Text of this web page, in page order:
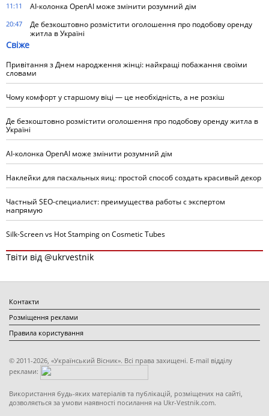
11:11 AI-колонка OpenAI може змінити розумний дім
20:47
Де безкоштовно розмістити оголошення про подобову оренду
житла в Україні
Свіже
Привітання з Днем народження жінці: найкращі побажання своїми
словами
Чому комфорт у старшому віці — це необхідність, а не розкіш
Де безкоштовно розмістити оголошення про подобову оренду житла в
Україні
AI-колонка OpenAI може змінити розумний дім
Наклейки для пасхальных яиц: простой способ создать красивый декор
Частный SEO-специалист: преимущества работы с экспертом
напрямую
Silk-Screen vs Hot Stamping on Cosmetic Tubes
Твіти від @ukrvestnik
Контакти
Розміщення реклами
Правила користування
© 2011-2026, «Український Вісник». Всі права захищені. E-mail відділу
реклами:
Використання будь-яких матеріалів та публікацій, розміщених на сайті,
дозволяється за умови наявності посилання на Ukr-Vestnik.com.